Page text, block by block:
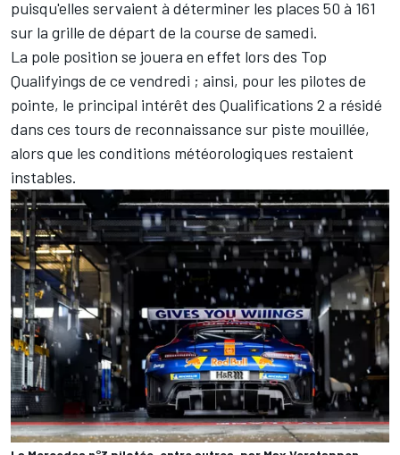
puisqu'elles servaient à déterminer les places 50 à 161
sur la grille de départ de la course de samedi.
La pole position se jouera en effet lors des Top
Qualifyings de ce vendredi ; ainsi, pour les pilotes de
pointe, le principal intérêt des Qualifications 2 a résidé
dans ces tours de reconnaissance sur piste mouillée,
alors que les conditions météorologiques restaient
instables.